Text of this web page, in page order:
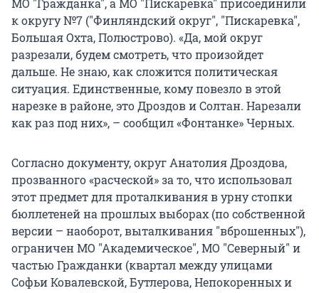
МО "Гражданка", а МО "Пискаревка" присоединили
к округу №7 ("Финляндский округ", "Пискаревка",
Большая Охта, Полюстрово). «Да, мой округ
разрезали, будем смотреть, что произойдет
дальше. Не знаю, как сложится политическая
ситуация. Единственные, кому повезло в этой
нарезке в районе, это Дроздов и Солтан. Нарезали
как раз под них», – сообщил «Фонтанке» Черных.
Согласно документу, округ Анатолия Дроздова,
прозванного «расческой» за то, что использовал
этот предмет для проталкивания в урну стопки
бюллетеней на прошлых выборах (по собственной
версии – наоборот, выталкивания "вброшенных"),
ограничен МО "Академическое", МО "Северный" и
частью Гражданки (квартал между улицами
Софьи Ковалевской, Бутлерова, Непокоренных и